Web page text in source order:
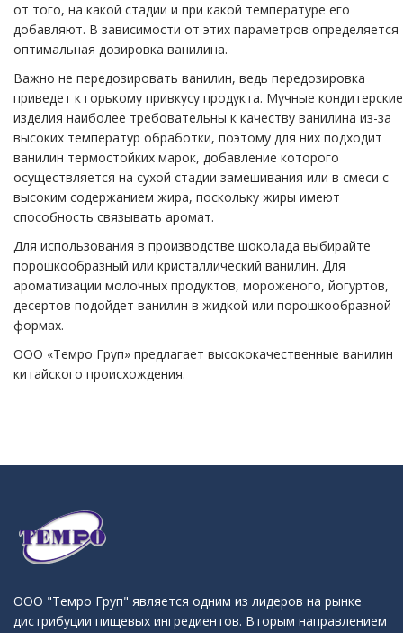
от того, на какой стадии и при какой температуре его
добавляют. В зависимости от этих параметров определяется
оптимальная дозировка ванилина.
Важно не передозировать ванилин, ведь передозировка
приведет к горькому привкусу продукта. Мучные кондитерские
изделия наиболее требовательны к качеству ванилина из-за
высоких температур обработки, поэтому для них подходит
ванилин термостойких марок, добавление которого
осуществляется на сухой стадии замешивания или в смеси с
высоким содержанием жира, поскольку жиры имеют
способность связывать аромат.
Для использования в производстве шоколада выбирайте
порошкообразный или кристаллический ванилин. Для
ароматизации молочных продуктов, мороженого, йогуртов,
десертов подойдет ванилин в жидкой или порошкообразной
формах.
ООО «Темро Груп» предлагает высококачественные ванилин
китайского происхождения.
ООО "Темро Груп" является одним из лидеров на рынке
дистрибуции пищевых ингредиентов. Вторым направлением